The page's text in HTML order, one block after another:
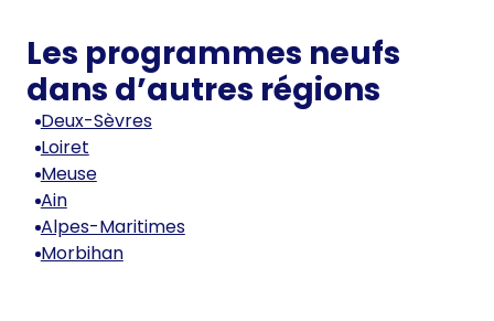
Les programmes neufs
dans d’autres régions
Deux-Sèvres
Loiret
Meuse
Ain
Alpes-Maritimes
Morbihan